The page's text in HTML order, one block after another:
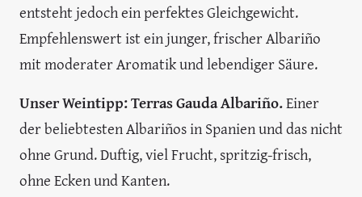
entsteht jedoch ein perfektes Gleichgewicht.
Empfehlenswert ist ein junger, frischer Albariño
mit moderater Aromatik und lebendiger Säure.
Unser Weintipp: Terras Gauda Albariño.Einer
der beliebtesten Albariños in Spanien und das nicht
ohne Grund. Duftig, viel Frucht, spritzig-frisch,
ohne Ecken und Kanten.